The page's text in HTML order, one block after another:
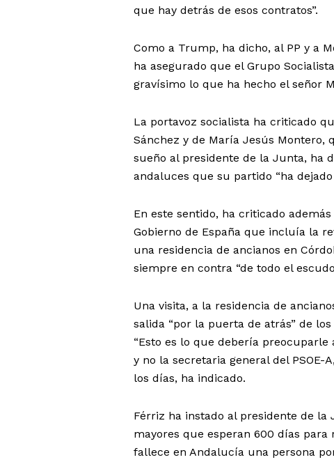
que hay detrás de esos contratos”.
Como a Trump, ha dicho, al PP y a
ha asegurado que el Grupo
gravísimo lo que ha hecho el señor
La portavoz socialista ha criticado
Sánchez y de María Jesús Montero,
sueño al presidente de la Junta, ha
andaluces que su partido “ha
En este sentido, ha criticado
Gobierno de España que incluía la
una residencia de ancianos en
siempre en contra “de todo el
Una visita, a la residencia de
salida “por la puerta de atrás” de
“Esto es lo que debería preocuparle
y no la secretaria general del
los días, ha indicado.
Férriz ha instado al presidente de
mayores que esperan 600 días
fallece en Andalucía una persona